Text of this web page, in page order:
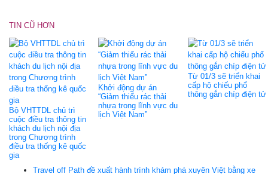
TIN CŨ HƠN
Bộ VHTTDL chủ trì
cuộc điều tra thông tin
khách du lịch nội địa
trong Chương trình
điều tra thống kê quốc
gia
Khởi động dự án
“Giảm thiểu rác thải
nhựa trong lĩnh vực du
lịch Việt Nam”
Từ 01/3 sẽ triển khai
cấp hộ chiếu phổ
thông gắn chíp điện tử
Travel off Path đề xuất hành trình khám phá xuyên Việt bằng xe